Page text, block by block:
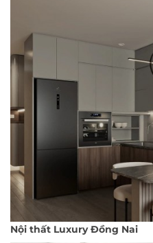
Nội thất Luxury Đồng Nai